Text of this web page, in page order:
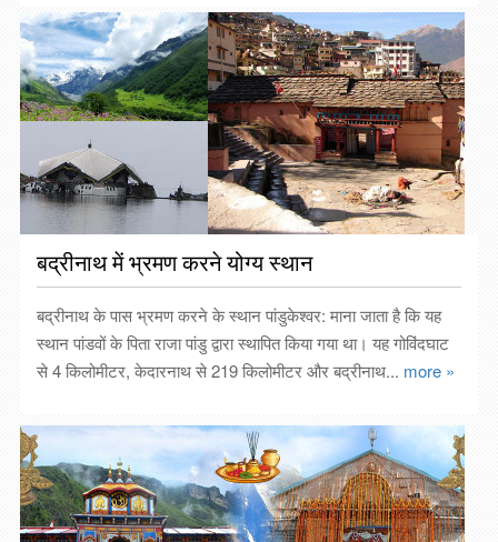
बद्रीनाथ में भ्रमण करने योग्य स्थान
बद्रीनाथ के पास भ्रमण करने के स्थान पांडुकेश्वर: माना जाता है कि यह
स्थान पांडवों के पिता राजा पांडु द्वारा स्थापित किया गया था। यह गोविंदघाट
से 4 किलोमीटर, केदारनाथ से 219 किलोमीटर और बद्रीनाथ... more »